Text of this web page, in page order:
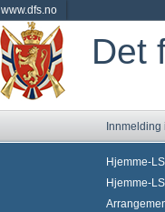
www.dfs.no
Det
Innmelding
Hjemme-
Hjemme-